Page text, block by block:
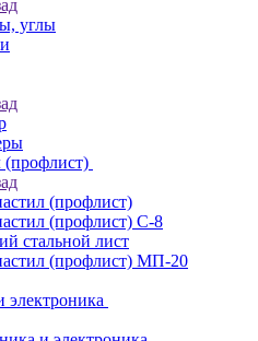
углы
(профлист)
(профлист) С-8
стальной лист
(профлист) МП-20
электроника